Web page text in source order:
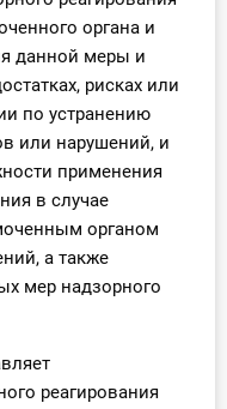
органа и
данной меры и
рисках или
по устранению
или нарушений, и
применения
в случае
органом
а также
мер надзорного
реагирования